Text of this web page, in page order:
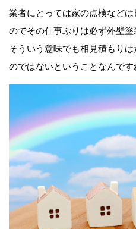
業者にとっては家の点検など
のでその仕事ぶりは必ず外壁塗
そういう意味でも相見積もり
のではないということなんです